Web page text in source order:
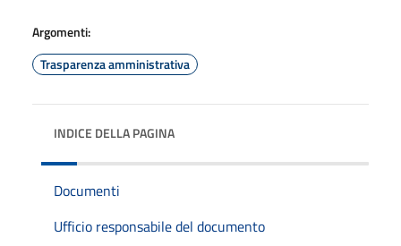
Argomenti:
Trasparenza amministrativa
INDICE DELLA PAGINA
Documenti
Ufficio responsabile del documento